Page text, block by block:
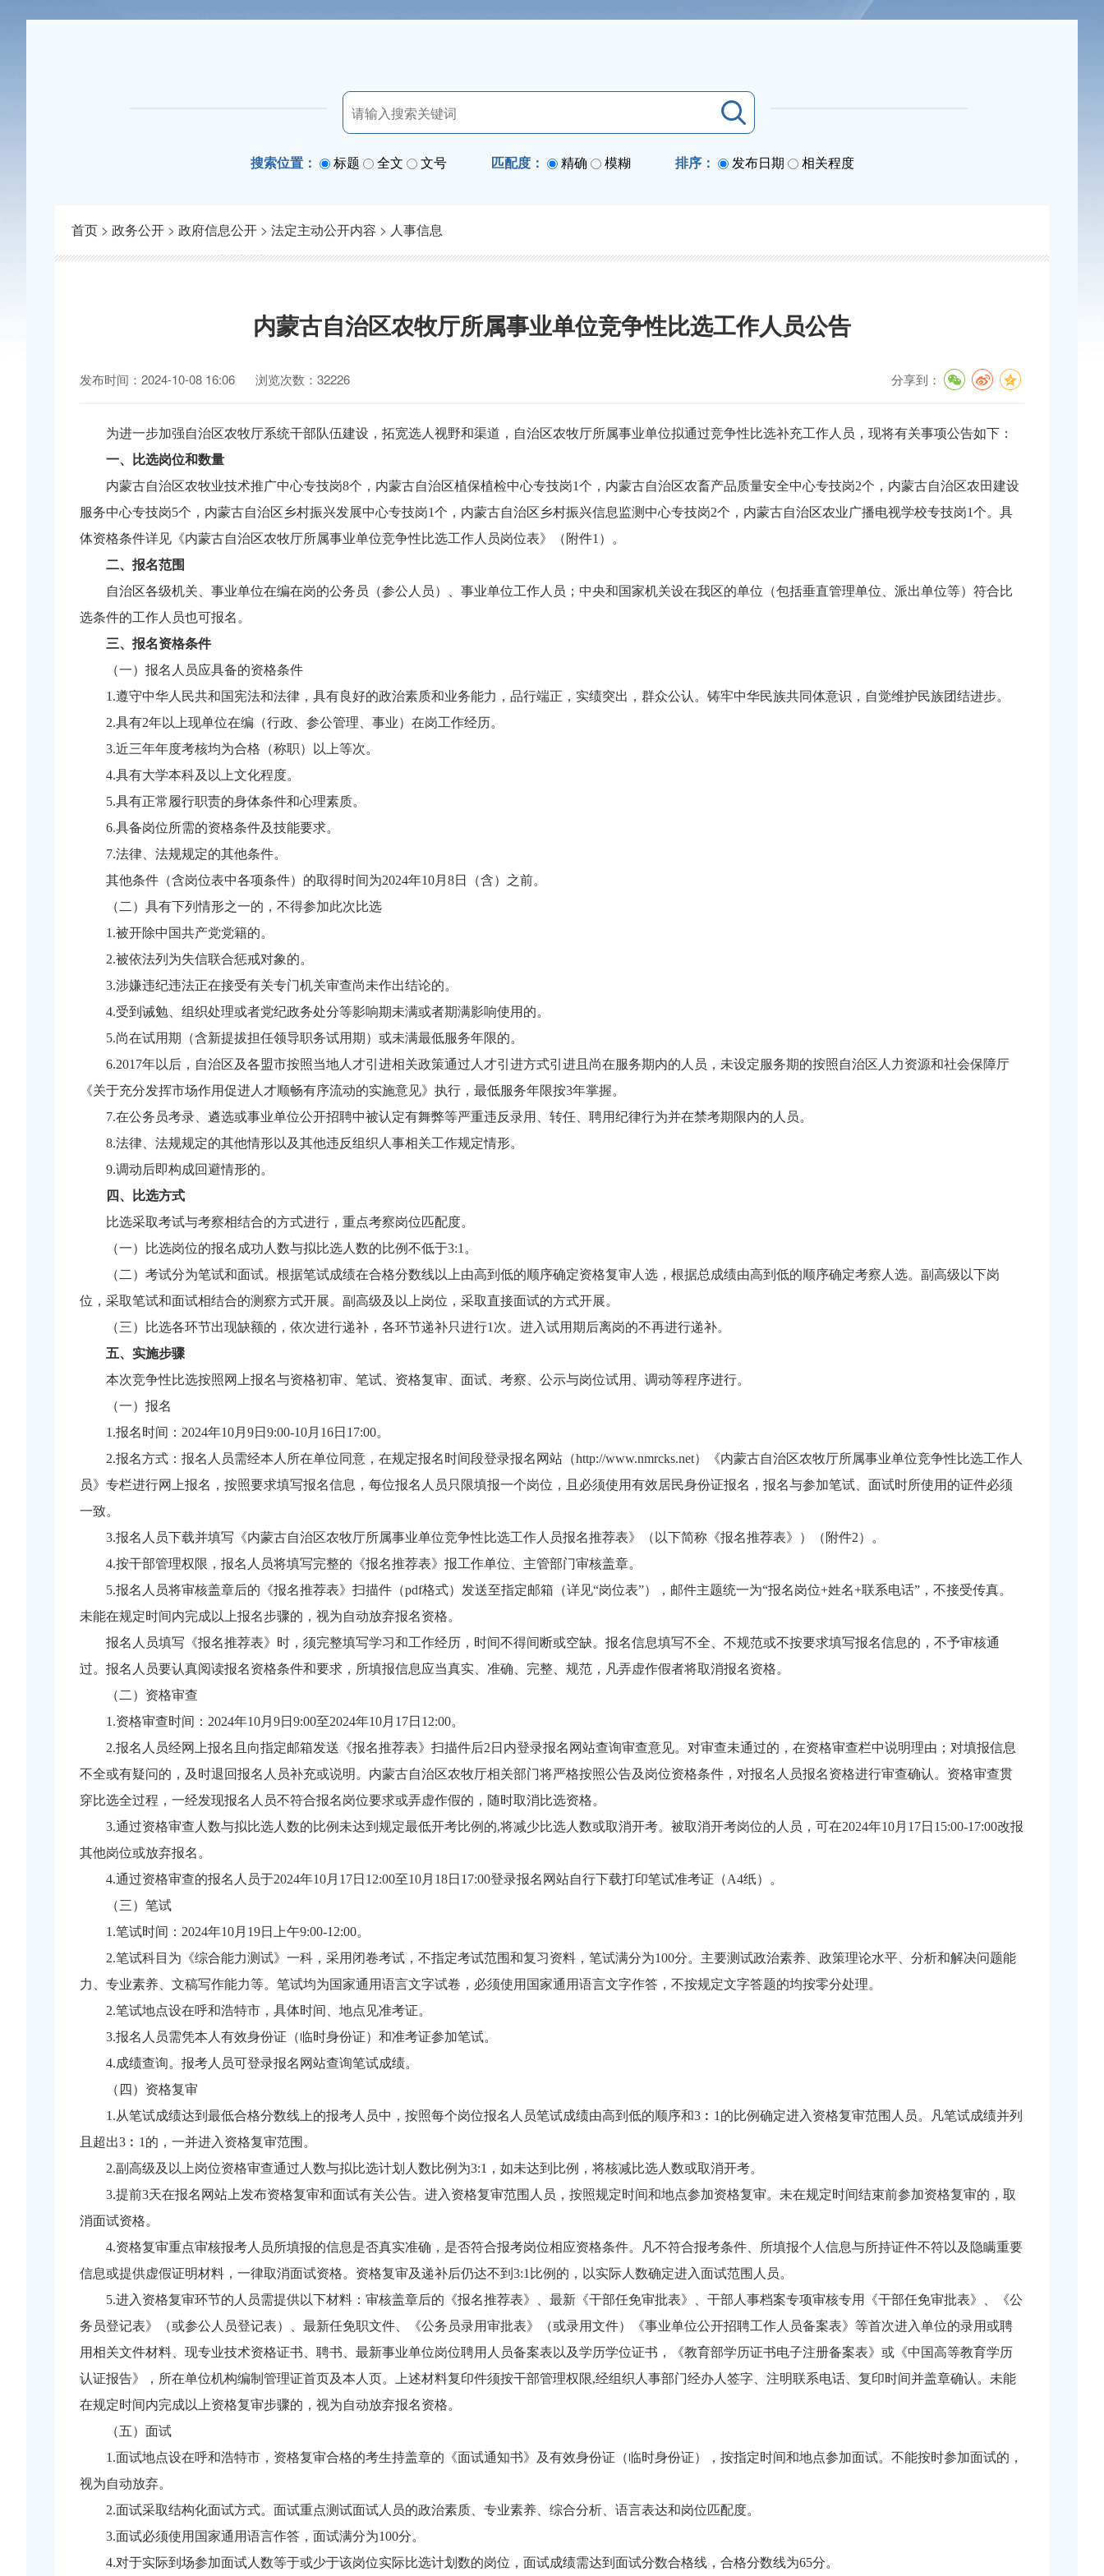
搜索位置： 标题 全文 文号 匹配度： 精确 模糊 排序： 发布日期 相关程度
首页 > 政务公开 > 政府信息公开 > 法定主动公开内容 > 人事信息
内蒙古自治区农牧厅所属事业单位竞争性比选工作人员公告
发布时间：2024-10-08 16:06 浏览次数：32226 分享到：
为进一步加强自治区农牧厅系统干部队伍建设，拓宽选人视野和渠道，自治区农牧厅所属事业单位拟通过竞争性比选补充工作人员，现将有关事项公告如下：
一、比选岗位和数量
内蒙古自治区农牧业技术推广中心专技岗8个，内蒙古自治区植保植检中心专技岗1个，内蒙古自治区农畜产品质量安全中心专技岗2个，内蒙古自治区农田建设
服务中心专技岗5个，内蒙古自治区乡村振兴发展中心专技岗1个，内蒙古自治区乡村振兴信息监测中心专技岗2个，内蒙古自治区农业广播电视学校专技岗1个。具
体资格条件详见《内蒙古自治区农牧厅所属事业单位竞争性比选工作人员岗位表》（附件1）。
二、报名范围
自治区各级机关、事业单位在编在岗的公务员（参公人员）、事业单位工作人员；中央和国家机关设在我区的单位（包括垂直管理单位、派出单位等）符合比
选条件的工作人员也可报名。
三、报名资格条件
（一）报名人员应具备的资格条件
1.遵守中华人民共和国宪法和法律，具有良好的政治素质和业务能力，品行端正，实绩突出，群众公认。铸牢中华民族共同体意识，自觉维护民族团结进步。
2.具有2年以上现单位在编（行政、参公管理、事业）在岗工作经历。
3.近三年年度考核均为合格（称职）以上等次。
4.具有大学本科及以上文化程度。
5.具有正常履行职责的身体条件和心理素质。
6.具备岗位所需的资格条件及技能要求。
7.法律、法规规定的其他条件。
其他条件（含岗位表中各项条件）的取得时间为2024年10月8日（含）之前。
（二）具有下列情形之一的，不得参加此次比选
1.被开除中国共产党党籍的。
2.被依法列为失信联合惩戒对象的。
3.涉嫌违纪违法正在接受有关专门机关审查尚未作出结论的。
4.受到诫勉、组织处理或者党纪政务处分等影响期未满或者期满影响使用的。
5.尚在试用期（含新提拔担任领导职务试用期）或未满最低服务年限的。
6.2017年以后，自治区及各盟市按照当地人才引进相关政策通过人才引进方式引进且尚在服务期内的人员，未设定服务期的按照自治区人力资源和社会保障厅
《关于充分发挥市场作用促进人才顺畅有序流动的实施意见》执行，最低服务年限按3年掌握。
7.在公务员考录、遴选或事业单位公开招聘中被认定有舞弊等严重违反录用、转任、聘用纪律行为并在禁考期限内的人员。
8.法律、法规规定的其他情形以及其他违反组织人事相关工作规定情形。
9.调动后即构成回避情形的。
四、比选方式
比选采取考试与考察相结合的方式进行，重点考察岗位匹配度。
（一）比选岗位的报名成功人数与拟比选人数的比例不低于3:1。
（二）考试分为笔试和面试。根据笔试成绩在合格分数线以上由高到低的顺序确定资格复审人选，根据总成绩由高到低的顺序确定考察人选。副高级以下岗
位，采取笔试和面试相结合的测察方式开展。副高级及以上岗位，采取直接面试的方式开展。
（三）比选各环节出现缺额的，依次进行递补，各环节递补只进行1次。进入试用期后离岗的不再进行递补。
五、实施步骤
本次竞争性比选按照网上报名与资格初审、笔试、资格复审、面试、考察、公示与岗位试用、调动等程序进行。
（一）报名
1.报名时间：2024年10月9日9:00-10月16日17:00。
2.报名方式：报名人员需经本人所在单位同意，在规定报名时间段登录报名网站（http://www.nmrcks.net）《内蒙古自治区农牧厅所属事业单位竞争性比选工作人
员》专栏进行网上报名，按照要求填写报名信息，每位报名人员只限填报一个岗位，且必须使用有效居民身份证报名，报名与参加笔试、面试时所使用的证件必须
一致。
3.报名人员下载并填写《内蒙古自治区农牧厅所属事业单位竞争性比选工作人员报名推荐表》（以下简称《报名推荐表》）（附件2）。
4.按干部管理权限，报名人员将填写完整的《报名推荐表》报工作单位、主管部门审核盖章。
5.报名人员将审核盖章后的《报名推荐表》扫描件（pdf格式）发送至指定邮箱（详见“岗位表”），邮件主题统一为“报名岗位+姓名+联系电话”，不接受传真。
未能在规定时间内完成以上报名步骤的，视为自动放弃报名资格。
报名人员填写《报名推荐表》时，须完整填写学习和工作经历，时间不得间断或空缺。报名信息填写不全、不规范或不按要求填写报名信息的，不予审核通
过。报名人员要认真阅读报名资格条件和要求，所填报信息应当真实、准确、完整、规范，凡弄虚作假者将取消报名资格。
（二）资格审查
1.资格审查时间：2024年10月9日9:00至2024年10月17日12:00。
2.报名人员经网上报名且向指定邮箱发送《报名推荐表》扫描件后2日内登录报名网站查询审查意见。对审查未通过的，在资格审查栏中说明理由；对填报信息
不全或有疑问的，及时退回报名人员补充或说明。内蒙古自治区农牧厅相关部门将严格按照公告及岗位资格条件，对报名人员报名资格进行审查确认。资格审查贯
穿比选全过程，一经发现报名人员不符合报名岗位要求或弄虚作假的，随时取消比选资格。
3.通过资格审查人数与拟比选人数的比例未达到规定最低开考比例的,将减少比选人数或取消开考。被取消开考岗位的人员，可在2024年10月17日15:00-17:00改报
其他岗位或放弃报名。
4.通过资格审查的报名人员于2024年10月17日12:00至10月18日17:00登录报名网站自行下载打印笔试准考证（A4纸）。
（三）笔试
1.笔试时间：2024年10月19日上午9:00-12:00。
2.笔试科目为《综合能力测试》一科，采用闭卷考试，不指定考试范围和复习资料，笔试满分为100分。主要测试政治素养、政策理论水平、分析和解决问题能
力、专业素养、文稿写作能力等。笔试均为国家通用语言文字试卷，必须使用国家通用语言文字作答，不按规定文字答题的均按零分处理。
2.笔试地点设在呼和浩特市，具体时间、地点见准考证。
3.报名人员需凭本人有效身份证（临时身份证）和准考证参加笔试。
4.成绩查询。报考人员可登录报名网站查询笔试成绩。
（四）资格复审
1.从笔试成绩达到最低合格分数线上的报考人员中，按照每个岗位报名人员笔试成绩由高到低的顺序和3︰1的比例确定进入资格复审范围人员。凡笔试成绩并列
且超出3︰1的，一并进入资格复审范围。
2.副高级及以上岗位资格审查通过人数与拟比选计划人数比例为3:1，如未达到比例，将核减比选人数或取消开考。
3.提前3天在报名网站上发布资格复审和面试有关公告。进入资格复审范围人员，按照规定时间和地点参加资格复审。未在规定时间结束前参加资格复审的，取
消面试资格。
4.资格复审重点审核报考人员所填报的信息是否真实准确，是否符合报考岗位相应资格条件。凡不符合报考条件、所填报个人信息与所持证件不符以及隐瞒重要
信息或提供虚假证明材料，一律取消面试资格。资格复审及递补后仍达不到3:1比例的，以实际人数确定进入面试范围人员。
5.进入资格复审环节的人员需提供以下材料：审核盖章后的《报名推荐表》、最新《干部任免审批表》、干部人事档案专项审核专用《干部任免审批表》、《公
务员登记表》（或参公人员登记表）、最新任免职文件、《公务员录用审批表》（或录用文件）《事业单位公开招聘工作人员备案表》等首次进入单位的录用或聘
用相关文件材料、现专业技术资格证书、聘书、最新事业单位岗位聘用人员备案表以及学历学位证书，《教育部学历证书电子注册备案表》或《中国高等教育学历
认证报告》，所在单位机构编制管理证首页及本人页。上述材料复印件须按干部管理权限,经组织人事部门经办人签字、注明联系电话、复印时间并盖章确认。未能
在规定时间内完成以上资格复审步骤的，视为自动放弃报名资格。
（五）面试
1.面试地点设在呼和浩特市，资格复审合格的考生持盖章的《面试通知书》及有效身份证（临时身份证），按指定时间和地点参加面试。不能按时参加面试的，
视为自动放弃。
2.面试采取结构化面试方式。面试重点测试面试人员的政治素质、专业素养、综合分析、语言表达和岗位匹配度。
3.面试必须使用国家通用语言作答，面试满分为100分。
4.对于实际到场参加面试人数等于或少于该岗位实际比选计划数的岗位，面试成绩需达到面试分数合格线，合格分数线为65分。